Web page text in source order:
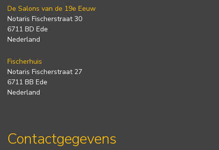
De Salons van de 19e Eeuw
Notaris Fischerstraat 30
6711 BD Ede
Nederland
Fischerhuis
Notaris Fischerstraat 27
6711 BB Ede
Nederland
Contactgegevens